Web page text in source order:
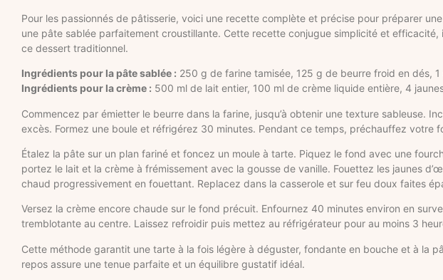
Pour les passionnés de pâtisserie, voici une recette complète et précise pour préparer une
une pâte sablée parfaitement croustillante. Cette recette conjugue simplicité et
ce dessert traditionnel.
Ingrédients pour la pâte sablée : 250 g de farine tamisée, 125 g de beurre froid en dés,
Ingrédients pour la crème : 500 ml de lait entier, 100 ml de crème liquide entière, 4
Commencez par émietter le beurre dans la farine, jusqu’à obtenir une texture sableuse.
excès. Formez une boule et réfrigérez 30 minutes. Pendant ce temps, préchauffez votre
Étalez la pâte sur un plan fariné et foncez un moule à tarte. Piquez le fond avec une
portez le lait et la crème à frémissement avec la gousse de vanille. Fouettez les jaunes
chaud progressivement en fouettant. Replacez dans la casserole et sur feu doux faites
Versez la crème encore chaude sur le fond précuit. Enfournez 40 minutes environ en
tremblotante au centre. Laissez refroidir puis mettez au réfrigérateur pour au moins 3
Cette méthode garantit une tarte à la fois légère à déguster, fondante en bouche et à la
repos assure une tenue parfaite et un équilibre gustatif idéal.